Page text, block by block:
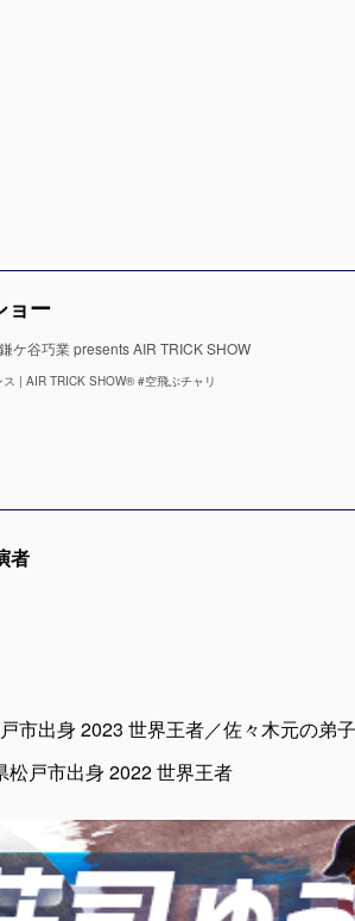
ョー
ケ谷巧業 presents AIR TRICK SHOW
| AIR TRICK SHOW® #空飛ぶチャリ
者
市出身 2023 世界王者／佐々木元の弟
戸市出身 2022 世界王者